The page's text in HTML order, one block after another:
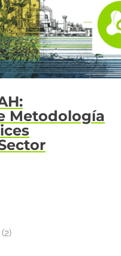
Metodología
(2)